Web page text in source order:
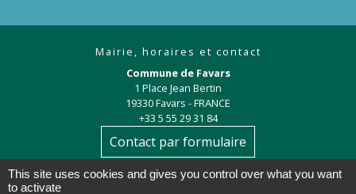
Mairie, horaires et contact
Commune de Favars
1 Place Jean Bertin
19330 Favars - FRANCE
+33 5 55 29 31 84
Contact par formulaire
This site uses cookies and gives you control over what you want
to activate